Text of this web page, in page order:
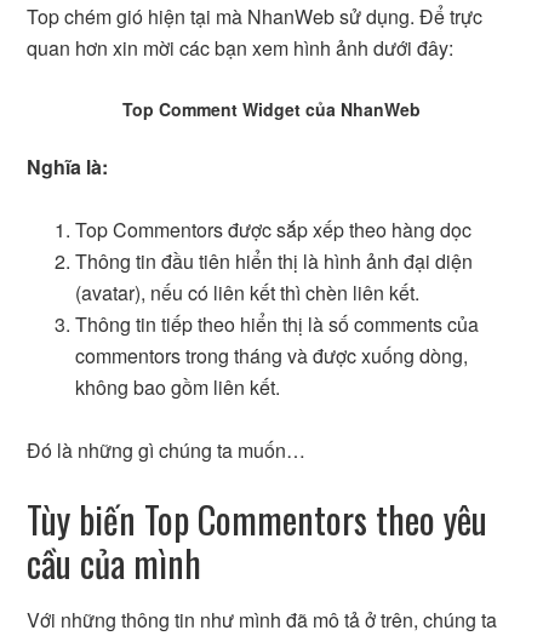
Top chém gió hiện tại mà NhanWeb sử dụng. Để trực
quan hơn xin mời các bạn xem hình ảnh dưới đây:
Top Comment Widget của NhanWeb
Nghĩa là:
Top Commentors được sắp xếp theo hàng dọc
Thông tin đầu tiên hiển thị là hình ảnh đại diện
(avatar), nếu có liên kết thì chèn liên kết.
Thông tin tiếp theo hiển thị là số comments của
commentors trong tháng và được xuống dòng,
không bao gồm liên kết.
Đó là những gì chúng ta muốn…
Tùy biến Top Commentors theo yêu
cầu của mình
Với những thông tin như mình đã mô tả ở trên, chúng ta